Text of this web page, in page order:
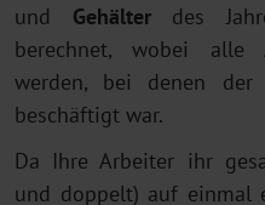
und Gehälterdes
berechnet, wobei alle
werden, bei denen der
beschäftigt war.
Da Ihre Arbeiter ihr
und doppelt) auf einmal